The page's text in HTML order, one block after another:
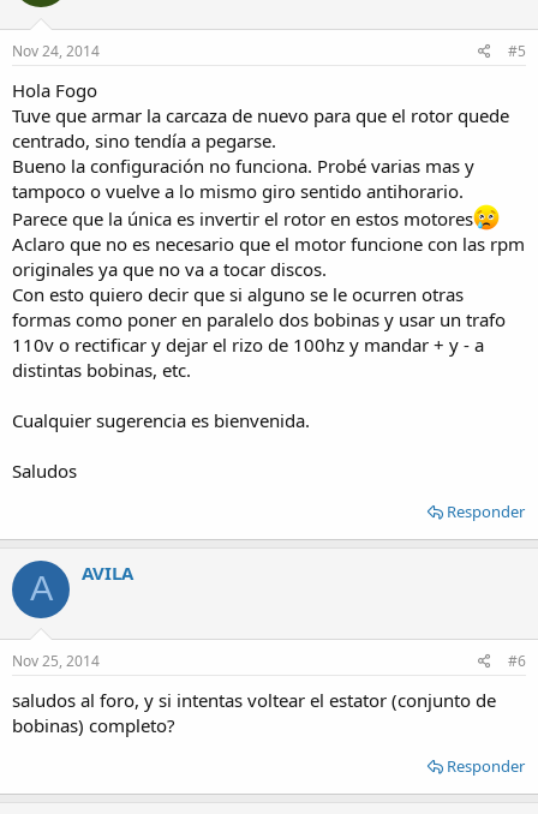
Nov 24, 2014 #5
Hola Fogo
Tuve que armar la carcaza de nuevo para que el rotor quede
centrado, sino tendía a pegarse.
Bueno la configuración no funciona. Probé varias mas y
tampoco o vuelve a lo mismo giro sentido antihorario.
Parece que la única es invertir el rotor en estos motores
Aclaro que no es necesario que el motor funcione con las rpm
originales ya que no va a tocar discos.
Con esto quiero decir que si alguno se le ocurren otras
formas como poner en paralelo dos bobinas y usar un trafo
110v o rectificar y dejar el rizo de 100hz y mandar + y - a
distintas bobinas, etc.
Cualquier sugerencia es bienvenida.
Saludos
Responder
A AVILA
Nov 25, 2014 #6
saludos al foro, y si intentas voltear el estator (conjunto de
bobinas) completo?
Responder